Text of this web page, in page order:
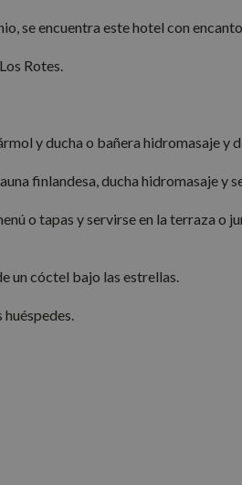
se encuentra este hotel con
Rotes.
y ducha o bañera hidromasaje y
finlandesa, ducha hidromasaje y
o tapas y servirse en la terraza o
un cóctel bajo las estrellas.